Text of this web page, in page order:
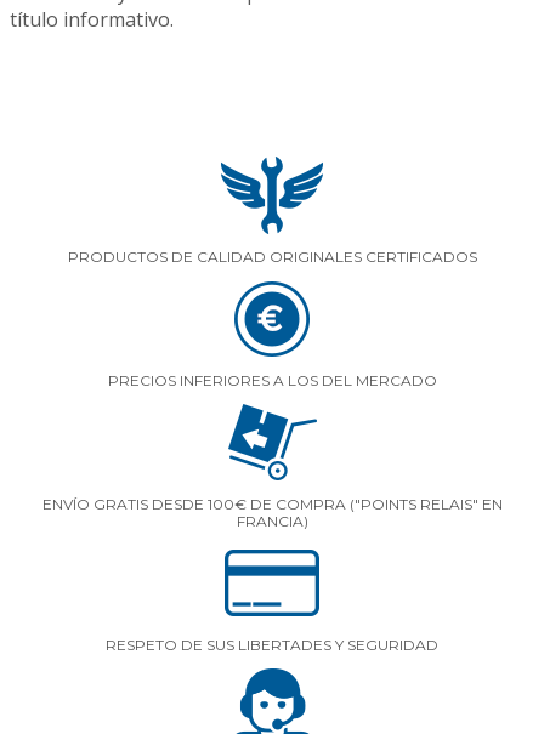
título informativo.
PRODUCTOS DE CALIDAD ORIGINALES CERTIFICADOS
PRECIOS INFERIORES A LOS DEL MERCADO
ENVÍO GRATIS DESDE 100€ DE COMPRA ("POINTS RELAIS" EN
FRANCIA)
RESPETO DE SUS LIBERTADES Y SEGURIDAD